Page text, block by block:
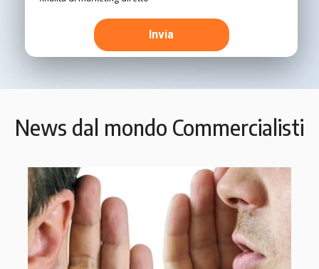
News dal mondo Commercialisti